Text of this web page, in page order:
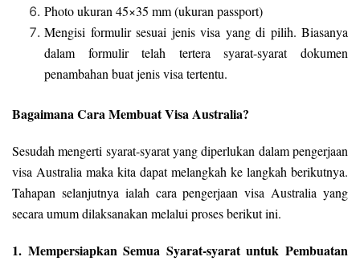
Photo ukuran 45×35 mm (ukuran passport)
Mengisi formulir sesuai jenis visa yang di pilih. Biasanya
dalam formulir telah tertera syarat-syarat dokumen
penambahan buat jenis visa tertentu.
Bagaimana Cara Membuat Visa Australia?
Sesudah mengerti syarat-syarat yang diperlukan dalam pengerjaan
visa Australia maka kita dapat melangkah ke langkah berikutnya.
Tahapan selanjutnya ialah cara pengerjaan visa Australia yang
secara umum dilaksanakan melalui proses berikut ini.
1. Mempersiapkan Semua Syarat-syarat untuk Pembuatan